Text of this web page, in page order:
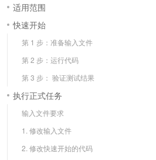
适用范围
快速开始
第 1 步：准备输入文件
第 2 步：运行代码
第 3 步： 验证测试结果
执行正式任务
输入文件要求
1. 修改输入文件
2. 修改快速开始的代码
语音识别与合成
Qwen3-TTS-Flash
Cosyvoice-V3-Flash
Fun-ASR
短信服务
大数据开发治理平台 DataWorks
漫剧工坊：一站式动画创作平台
10 分钟搭建微信、支付宝小程序
AI 实训营
创新加速
上云场景组合购
云聚AI 严选权益
公司注册
上云迁移
SSL 证书
合作伙伴培训与认证
查询合作伙伴
镜像站
我要反馈
我要投诉